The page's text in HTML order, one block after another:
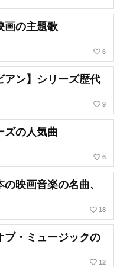
画の主題歌
favorite_border 6
アン】シリーズ歴代
favorite_border 9
ズの人気曲
favorite_border 6
映画音楽の名曲、
favorite_border 18
ブ・ミュージックの
favorite_border 12